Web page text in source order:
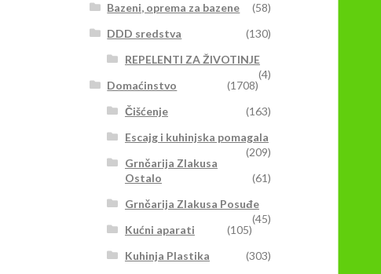
Bazeni, oprema za bazene
(58)
DDD sredstva
(130)
REPELENTI ZA ŽIVOTINJE
(4)
Domaćinstvo
(1708)
Čišćenje
(163)
Escajg i kuhinjska pomagala
(209)
Grnčarija Zlakusa
Ostalo
(61)
Grnčarija Zlakusa Posuđe
(45)
Kućni aparati
(105)
Kuhinja Plastika
(303)